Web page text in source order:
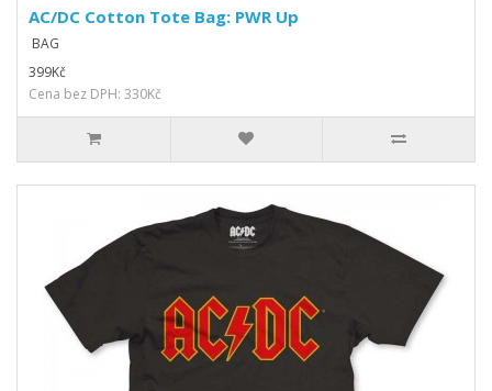
AC/DC Cotton Tote Bag: PWR Up
BAG
399Kč
Cena bez DPH: 330Kč